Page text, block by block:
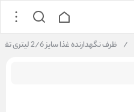
/ ظرف نگهدارنده غذا سایز 2/6 لیتری تفال tefal